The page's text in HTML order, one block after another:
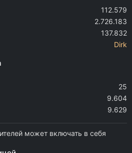
112.579
2.726.183
137.832
Dirk
25
9.604
9.629
может включать в себя